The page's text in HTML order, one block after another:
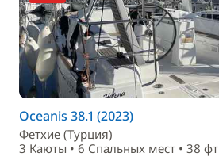
Oceanis 38.1 (2023)
Фетхие (Турция)
3 Каюты • 6 Спальныx мест • 38 фт